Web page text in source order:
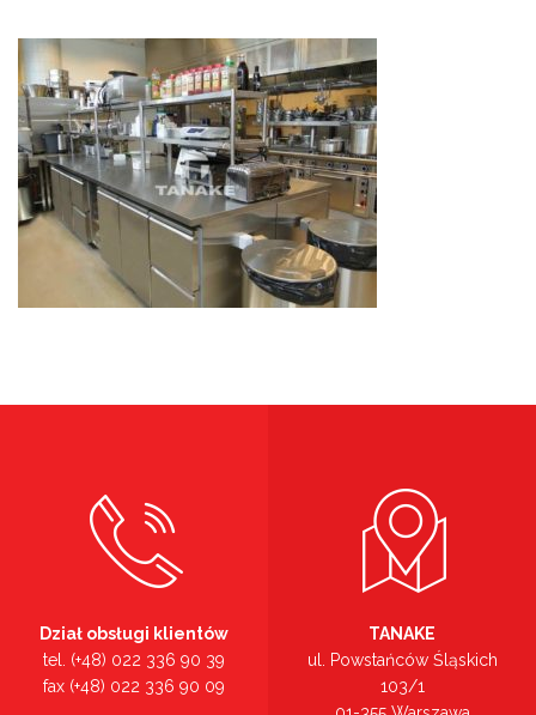
Dział obsługi klientów
tel. (+48) 022 336 90 39
fax (+48) 022 336 90 09
TANAKE
ul. Powstańców Śląskich
103/1